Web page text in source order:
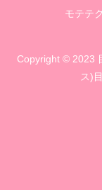
モテテク
Copyright © 2023
ス)